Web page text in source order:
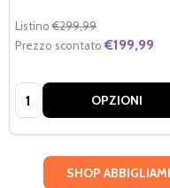
Listino €299,99
Prezzo scontato €199,99
Quantità: OPZIONI
SHOP